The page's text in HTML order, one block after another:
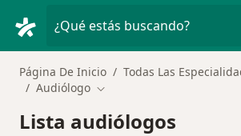
¿Qué estás buscando?
Página De Inicio
Todas Las
Audiólogo Cambiar de ciudad
Lista audiólogos